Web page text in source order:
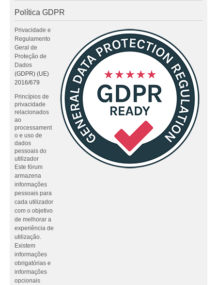
Política GDPR
Privacidade e
Regulamento
Geral de
Proteção de
Dados
(GDPR) (UE)
2016/679
Princípios de
privacidade
relacionados
ao
processament
o e uso de
dados
pessoais do
utilizador
Este fórum
armazena
informações
pessoais para
cada utilizador
com o objetivo
de melhorar a
experiência de
utilização.
Existem
informações
obrigatórias e
informações
opcionais